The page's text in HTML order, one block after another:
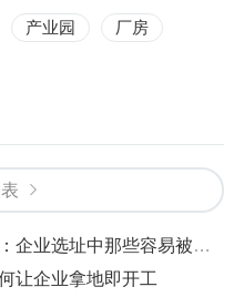
产业园 厂房
址中那些容易被忽视的关键要素
让企业拿地即开工